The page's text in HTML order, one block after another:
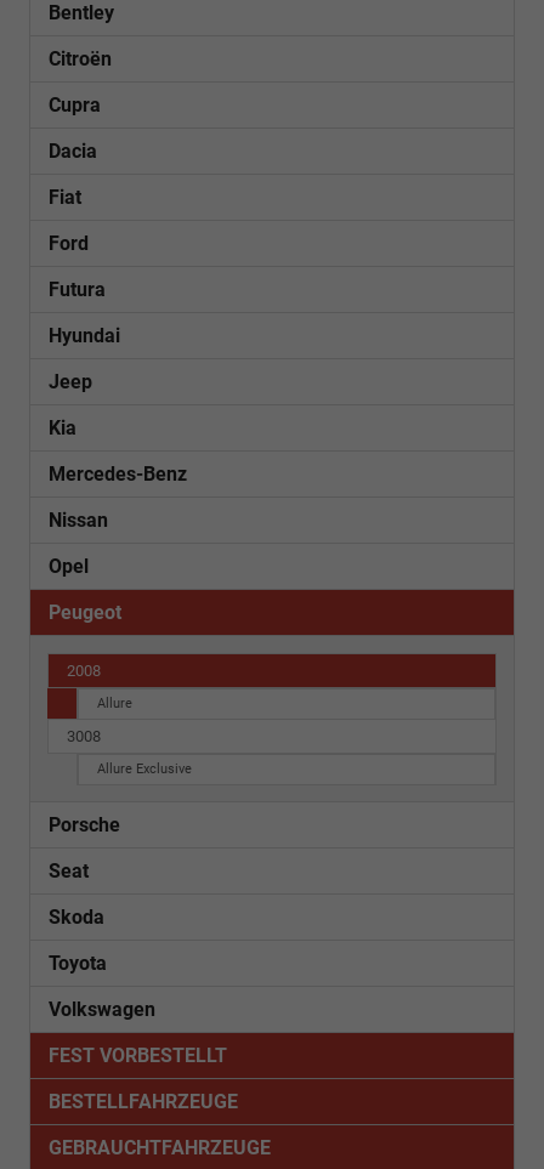
Bentley
Citroën
Cupra
Dacia
Fiat
Ford
Futura
Hyundai
Jeep
Kia
Mercedes-Benz
Nissan
Opel
Peugeot
2008
Allure
3008
Allure Exclusive
Porsche
Seat
Skoda
Toyota
Volkswagen
FEST VORBESTELLT
BESTELLFAHRZEUGE
GEBRAUCHTFAHRZEUGE